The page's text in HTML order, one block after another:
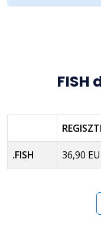
.FISH 36,90